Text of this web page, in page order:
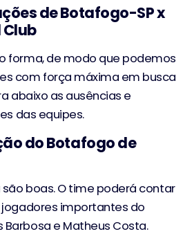
de Botafogo-SP x
Club
forma, de modo que podemos
com força máxima em busca
abaixo as ausências e
das equipes.
do Botafogo de
boas. O time poderá contar
importantes do
e Matheus Costa.